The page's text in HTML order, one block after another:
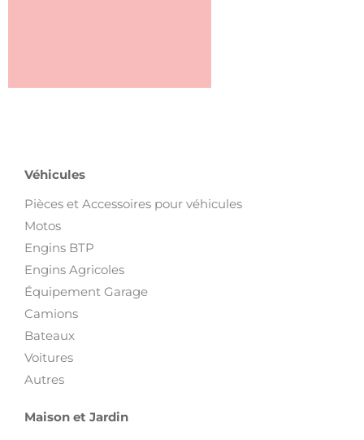
Véhicules
Pièces et Accessoires pour véhicules
Motos
Engins BTP
Engins Agricoles
Équipement Garage
Camions
Bateaux
Voitures
Autres
Maison et Jardin